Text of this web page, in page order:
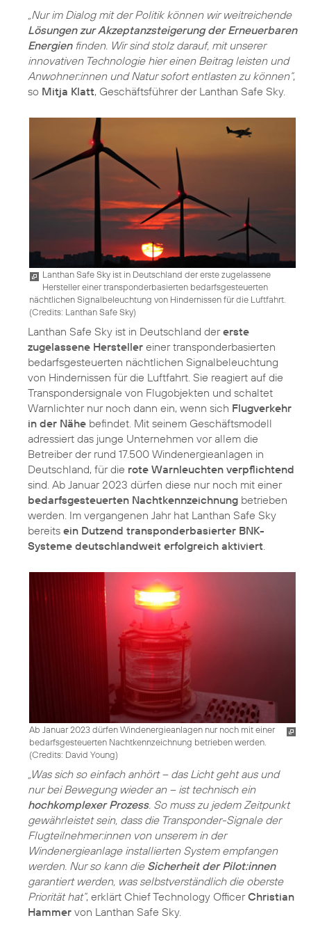
„Nur im Dialog mit der Politik können wir weitreichende
Lösungen zur Akzeptanzsteigerung der Erneuerbaren
Energienfinden. Wir sind stolz darauf, mit unserer
innovativen Technologie hier einen Beitrag leisten und
Anwohner:innen und Natur sofort entlasten zu können“,
so Mitja Klatt, Geschäftsführer der Lanthan Safe Sky.
Lanthan Safe Sky ist in Deutschland der erste zugelassene
Hersteller einer transponderbasierten bedarfsgesteuerten
nächtlichen Signalbeleuchtung von Hindernissen für die Luftfahrt.
(Credits: Lanthan Safe Sky)
Lanthan Safe Sky ist in Deutschland dererste
zugelassene Hersteller einer transponderbasierten
bedarfsgesteuerten nächtlichen Signalbeleuchtung
von Hindernissen für die Luftfahrt. Sie reagiert auf die
Transpondersignale von Flugobjekten und schaltet
Warnlichter nur noch dann ein, wenn sich Flugverkehr
in der Nähe befindet. Mit seinem Geschäftsmodell
adressiert das junge Unternehmen vor allem die
Betreiber der rund 17.500 Windenergieanlagen in
Deutschland, für die rote Warnleuchten verpflichtend
sind. Ab Januar 2023 dürfen diese nur noch mit einer
bedarfsgesteuerten Nachtkennzeichnung betrieben
werden. Im vergangenen Jahr hat Lanthan Safe Sky
bereits ein Dutzend transponderbasierter BNK-
Systeme deutschlandweit erfolgreich aktiviert.
Ab Januar 2023 dürfen Windenergieanlagen nur noch mit einer
bedarfsgesteuerten Nachtkennzeichnung betrieben werden.
(Credits: David Young)
„Was sich so einfach anhört – das Licht geht aus und
nur bei Bewegung wieder an – ist technisch ein
hochkomplexer Prozess. So muss zu jedem Zeitpunkt
gewährleistet sein, dass die Transponder-Signale der
Flugteilnehmer:innen von unserem in der
Windenergieanlage installierten System empfangen
werden. Nur so kann die Sicherheit der Pilot:innen
garantiert werden, was selbstverständlich die oberste
Priorität hat“, erklärt Chief Technology OfficerChristian
Hammer von Lanthan Safe Sky.